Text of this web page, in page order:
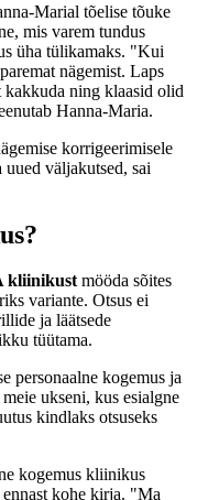
Marial tõelise tõuke
mis varem tundus
üha tülikamaks. "Kui
nägemist. Laps
kakkuda ning klaasid olid
Hanna-Maria.
korrigeerimisele
uued väljakutsed, sai
kliinikustmööda sõites
variante. Otsus ei
ja läätsede
tüütama.
personaalne kogemus ja
ukseni, kus esialgne
kindlaks otsuseks
kogemus kliinikus
kohe kirja. "Ma